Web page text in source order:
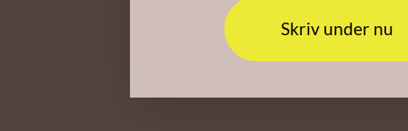
Skriv under nu